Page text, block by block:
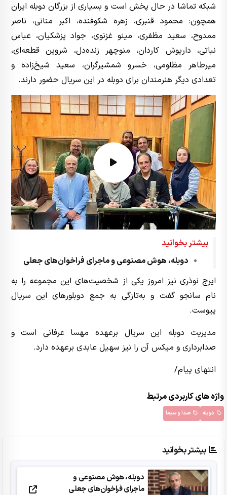
شبکه تماشا در حال پخش است و بسیاری از بزرگان دوبله ایران
همچون: محمود قنبری، زهره شکوفنده، اکبر منانی، ناصر
ممدوح، سعید مظفری، مینو غزنوی، جواد پزشکیان، عباس
نباتی، داریوش کاردان، منوچهر زنده‌دل، شروین قطعه‌ای،
میرطاهر مظلومی، خسرو شمشیرگران، سعید شیخ‌زاده و
تعدادی دیگر هنرمندان برای دوبله در این سریال حضور دارند.
بیشتر بخوانید
دوبله، هوش مصنوعی و ماجرای فراخوان‌های جعلی
ایرج نوذری نیز امروز یکی از شخصیت‌های این مجموعه را به
نام سانجو گفت و به‌تازگی به جمع دوبلورهای این سریال
پیوست.
مدیریت دوبله این سریال برعهده مهسا عرفانی است و
صدابرداری و میکس آن را نیز سهیل عابدی برعهده دارد.
انتهای پیام/
واژه های کاربردی مرتبط
دوبله صدا و سیما
بیشتر بخوانید
دوبله، هوش مصنوعی و
ماجرای فراخوان‌های جعلی